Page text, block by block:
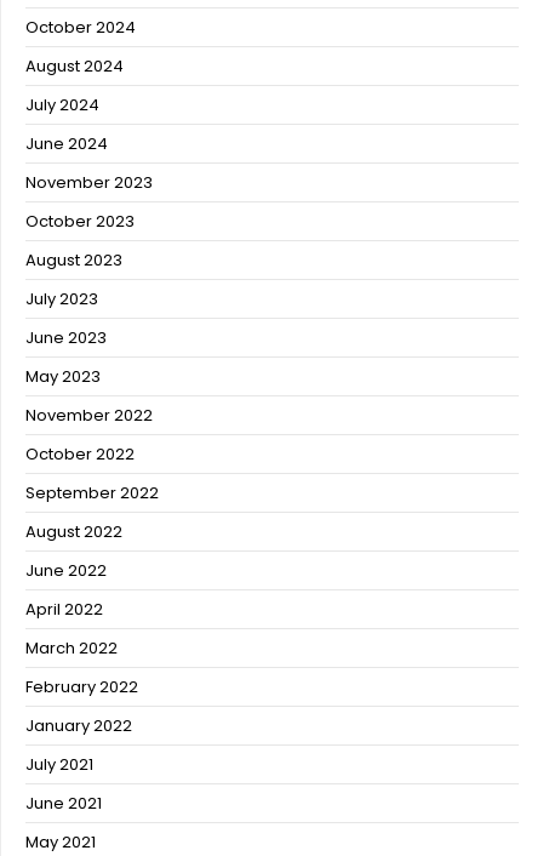
October 2024
August 2024
July 2024
June 2024
November 2023
October 2023
August 2023
July 2023
June 2023
May 2023
November 2022
October 2022
September 2022
August 2022
June 2022
April 2022
March 2022
February 2022
January 2022
July 2021
June 2021
May 2021